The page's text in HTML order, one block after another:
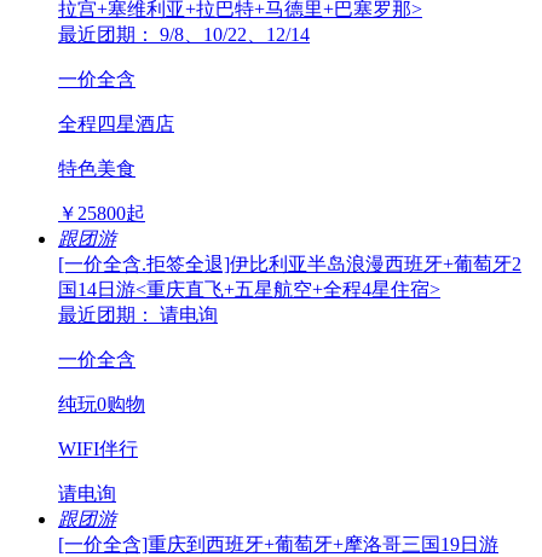
拉宫+塞维利亚+拉巴特+马德里+巴塞罗那>
最近团期： 9/8、10/22、12/14
一价全含
全程四星酒店
特色美食
￥ 25800起
跟团游
[一价全含.拒签全退]伊比利亚半岛浪漫西班牙+葡萄牙2
国14日游<重庆直飞+五星航空+全程4星住宿>
最近团期： 请电询
一价全含
纯玩0购物
WIFI伴行
请电询
跟团游
[一价全含]重庆到西班牙+葡萄牙+摩洛哥三国19日游